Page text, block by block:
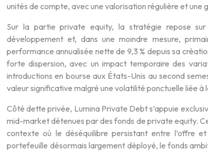
unités de compte, avec une valorisation régulière et une
Sur la partie private equity, la stratégie repose sur
développement et, dans une moindre mesure,
performance annualisée nette de 9,3 % depuis sa
forte dispersion, avec un impact temporaire des
introductions en bourse aux États-Unis au second
valeur significative malgré une volatilité ponctuelle liée
Côté dette privée, Lumina Private Debt s’appuie
mid-market détenues par des fonds de private equity.
contexte où le déséquilibre persistant entre l’offre
portefeuille désormais largement déployé, le fonds